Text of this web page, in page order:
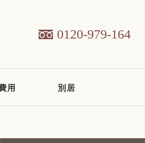
0120-979-164
用 別居